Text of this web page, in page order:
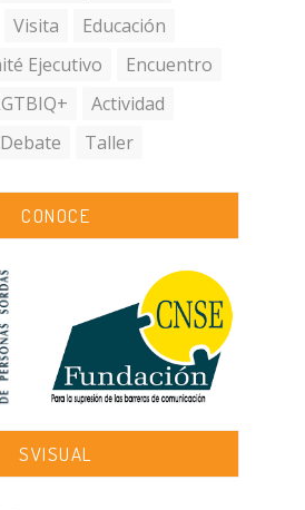
Visita
Educación
Ejecutivo
Encuentro
Actividad
Debate Taller
CONOCE
SVISUAL